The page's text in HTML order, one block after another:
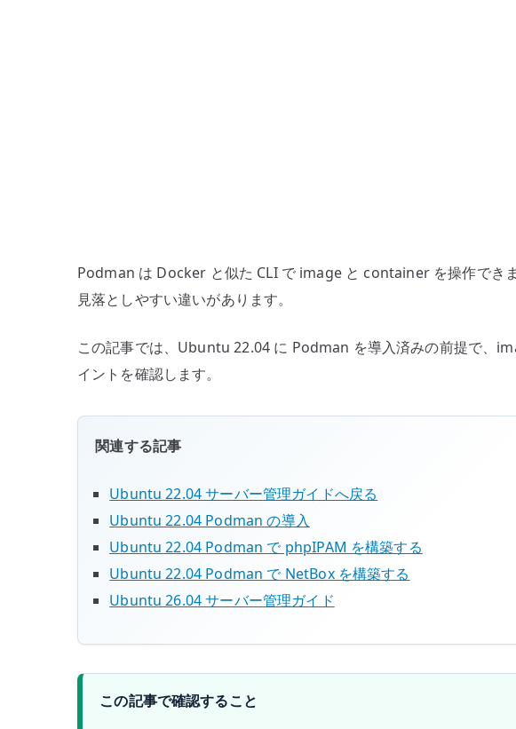
Podman は Docker と似た CLI で image と container を操作で
見落としやすい違いがあります。
この記事では、Ubuntu 22.04 に Podman を導入済みの前提で、
イントを確認します。
関連する記事
Ubuntu 22.04 サーバー管理ガイドへ戻る
Ubuntu 22.04 Podman の導入
Ubuntu 22.04 Podman で phpIPAM を構築する
Ubuntu 22.04 Podman で NetBox を構築する
Ubuntu 26.04 サーバー管理ガイド
この記事で確認すること